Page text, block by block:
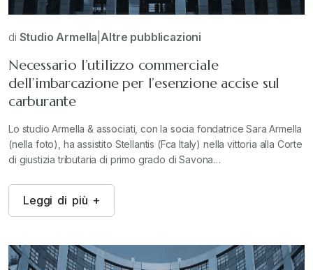
di Studio Armella |Altre pubblicazioni
Necessario l’utilizzo commerciale
dell’imbarcazione per l’esenzione accise sul
carburante
Lo studio Armella & associati, con la socia fondatrice Sara Armella
(nella foto), ha assistito Stellantis (Fca Italy) nella vittoria alla Corte
di giustizia tributaria di primo grado di Savona…
Leggi di più +